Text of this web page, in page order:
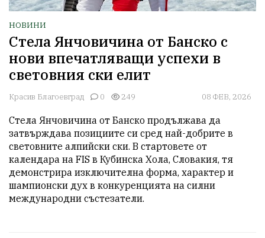
НОВИНИ
Стела Янчовичина от Банско с
нови впечатляващи успехи в
световния ски елит
Красив Благоевград 0 249 08 ФЕВ, 2026
Стела Янчовичина от Банско продължава да
затвърждава позициите си сред най-добрите в
световните алпийски ски. В стартовете от
календара на FIS в Кубинска Хола, Словакия, тя
демонстрира изключителна форма, характер и
шампионски дух в конкуренцията на силни
международни състезатели.